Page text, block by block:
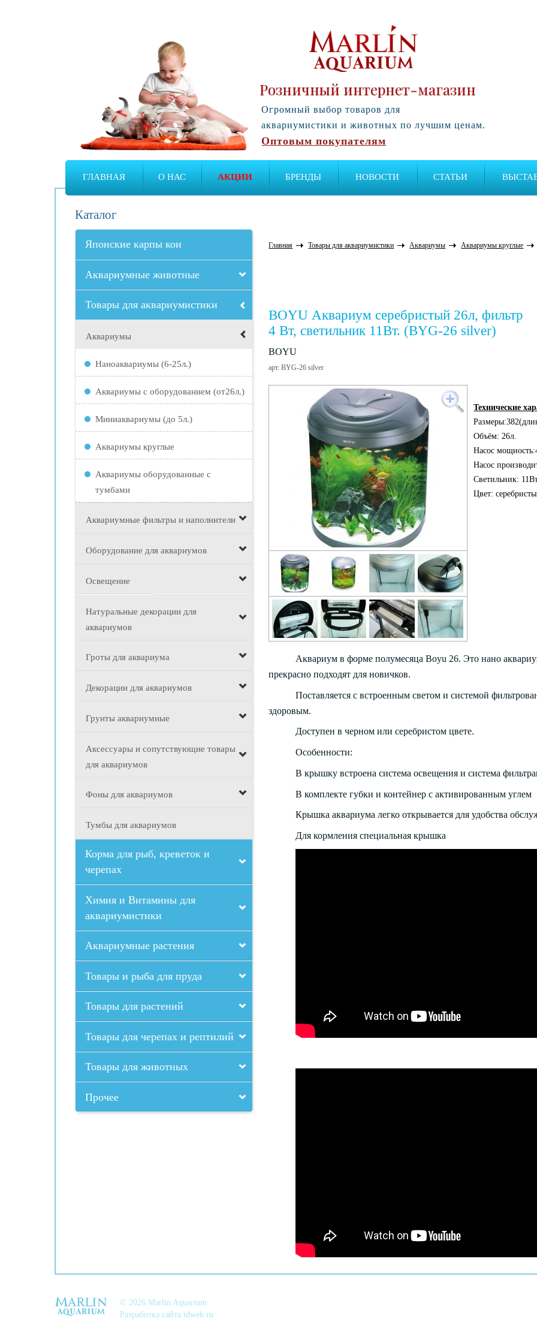
Розничный интернет-магазин
Огромный выбор товаров для
аквариумистики и животных по лучшим ценам.
Оптовым покупателям
ГЛАВНАЯ О НАС АКЦИИ БРЕНДЫ НОВОСТИ СТАТЬИ
Каталог
Японские карпы кои
Аквариумные животные
Товары для аквариумистики
Аквариумы
Наноаквариумы (6-25л.)
Аквариумы с оборудованием (от26л.)
Миниаквариумы (до 5л.)
Аквариумы круглые
Аквариумы оборудованные с
тумбами
Аквариумные фильтры и наполнители
Оборудование для аквариумов
Освещение
Натуральные декорации для
аквариумов
Гроты для аквариума
Декорации для аквариумов
Грунты аквариумные
Аксессуары и сопутствующие товары
для аквариумов
Фоны для аквариумов
Тумбы для аквариумов
Корма для рыб, креветок и
черепах
Химия и Витамины для
аквариумистики
Аквариумные растения
Товары и рыба для пруда
Товары для растений
Товары для черепах и рептилий
Товары для животных
Прочее
Главная Товары для аквариумистики Аквариумы Аквариумы круглые
BOYU Аквариум серебристый 26л, фильтр
4 Вт, светильник 11Вт. (BYG-26 silver)
BOYU
арт. BYG-26 silver
Технические
Объём: 26л.
Насос
Насос
Светильник:
Цвет:
Аквариум в форме полумесяца Boyu 26. Это нано
прекрасно подходят для новичков.
Поставляется с встроенным светом и системой
здоровым.
Доступен в черном или серебристом цвете.
Особенности:
В крышку встроена система освещения и система
В комплекте губки и контейнер с активированным углем
Крышка аквариума легко открывается для удобства
Для кормления специальная крышка
© 2026 Marlin Aquarium
Разработка сайта idweb.ru